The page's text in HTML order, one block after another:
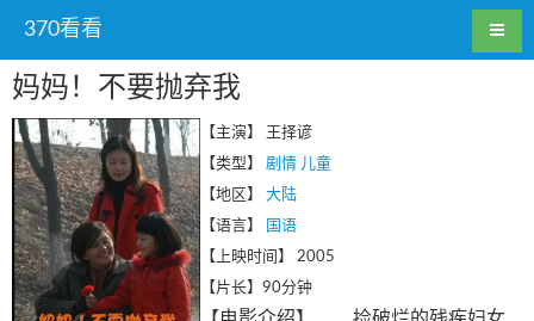
370看看
妈妈！不要抛弃我
【主演】
王择谚
【类型】
剧情 儿童
【地区】
大陆
【语言】
国语
【上映时间】
2005
【片长】90分钟